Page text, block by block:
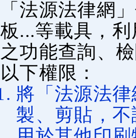
「法源法律網
板...等載具，
之功能查詢、
以下權限：
將「法源法
製、剪貼，